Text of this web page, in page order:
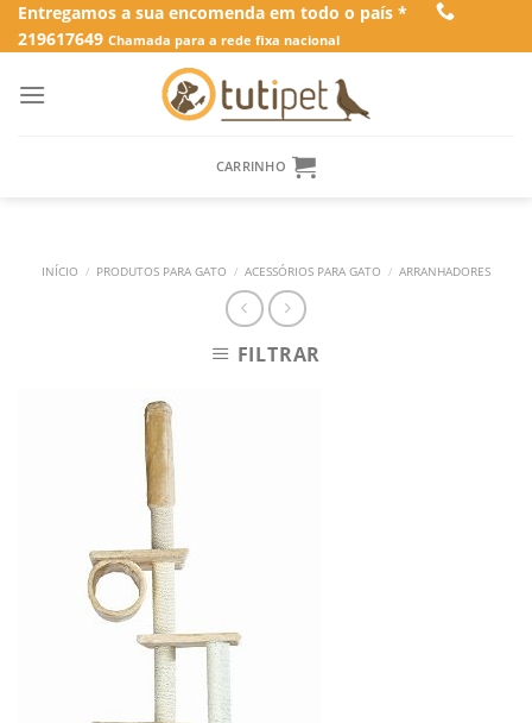
SkipEntregamos a sua encomenda em todo o país *
219617649 Chamada para a rede fixa nacional
CARRINHO
INÍCIO / PRODUTOS PARA GATO / ACESSÓRIOS PARA GATO / ARRANHADORES
FILTRAR